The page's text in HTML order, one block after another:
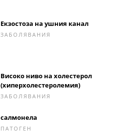
Екзостоза на ушния канал
ЗАБОЛЯВАНИЯ
Високо ниво на холестерол
(хиперхолестеролемия)
ЗАБОЛЯВАНИЯ
салмонела
ПАТОГЕН